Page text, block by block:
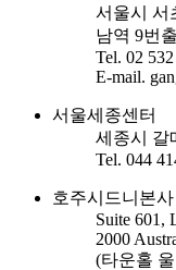
서울시 서
남역 9번
Tel. 02
E-mail.
서울세종센터
세종시 갈
Tel. 044
호주시드니본사
Suite 601,
2000
(타운홀